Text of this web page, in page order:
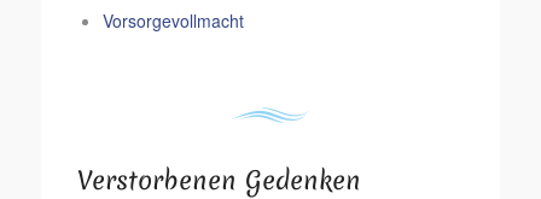
Vorsorgevollmacht
Verstorbenen Gedenken